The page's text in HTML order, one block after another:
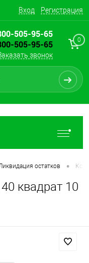
Вход Регистрация
505-95-65
505-95-65
звонок
0
остатков •
квадрат 10